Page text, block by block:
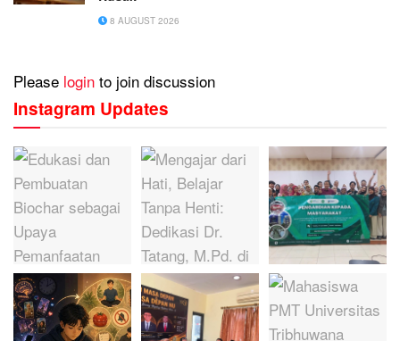
8 AUGUST 2026
Please login to join discussion
Instagram Updates